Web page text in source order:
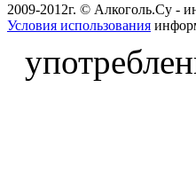
2009-2012г. © Алкоголь.Су -
Условия использования